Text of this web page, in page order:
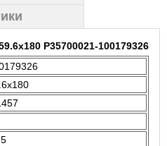
P35700021-100179326